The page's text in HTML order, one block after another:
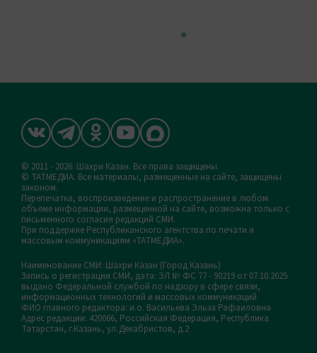
© 2011 - 2026. Шахри Казан. Все права защищены.
© ТАТМЕДИА. Все материалы, размещенные на сайте, защищены
законом.
Перепечатка, воспроизведение и распространение в любом
объеме информации, размещенной на сайте, возможна только с
письменного согласия редакций СМИ.
При поддержке Республиканского агентства по печати и
массовым коммуникациям «ТАТМЕДИА».
Наименование СМИ: Шахри Казан (Город Казань)
Запись о регистрации СМИ, дата: ЭЛ № ФС 77 - 90219 от 07.10.2025
выдано Федеральной службой по надзору в сфере связи,
информационных технологий и массовых коммуникаций
ФИО главного редактора: и.о. Васильева Эльза Рафаиловна
Адрес редакции: 420066, Российская Федерация, Республика
Татарстан, г.Казань, ул.Декабристов, д.2